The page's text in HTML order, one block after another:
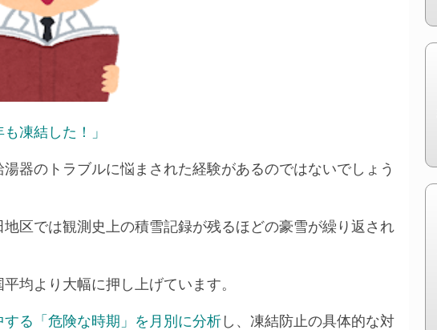
凍結した！」
器のトラブルに悩まされた経験があるのではないでしょう
区では観測史上の積雪記録が残るほどの豪雪が繰り返され
均より大幅に押し上げています。
る「危険な時期」を月別に分析し、凍結防止の具体的な対